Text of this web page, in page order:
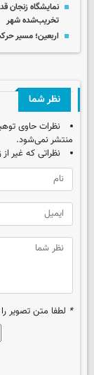
نمایشگاه زنجان
تخریب‌شده شهر
اربعین؛ مسیر
نظر شما
نظرات حاوی
منتشر نمی‌شود.
نظراتی که غیر
* لطفا متن تصویر